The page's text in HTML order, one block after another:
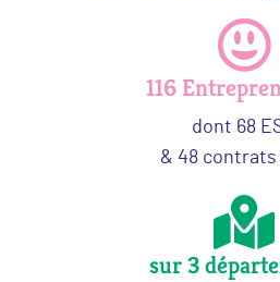
116
dont 68
& 48 contrats
sur 3